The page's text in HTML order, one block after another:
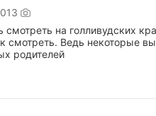
на голливудских
смотреть. Ведь некоторые
родителей